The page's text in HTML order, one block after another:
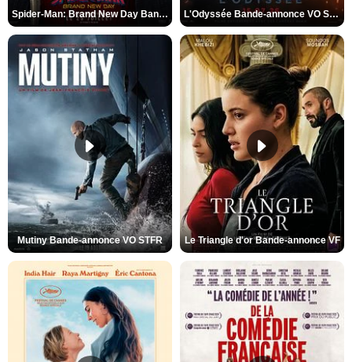
Spider-Man: Brand New Day Bande-annonce VO STFR L'Odyssée Bande-annonce VO STFR
Mutiny Bande-annonce VO STFR Le Triangle d'or Bande-annonce VF